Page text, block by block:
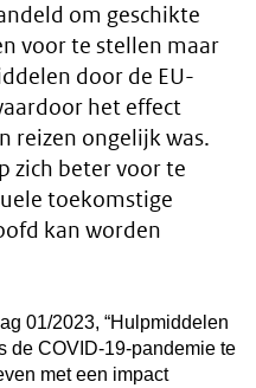
om geschikte
voor te stellen maar
door de EU-
het effect
reizen ongelijk was.
zich beter voor te
toekomstige
kan worden
01/2023, “Hulpmiddelen
de COVID-19-pandemie te
met een impact